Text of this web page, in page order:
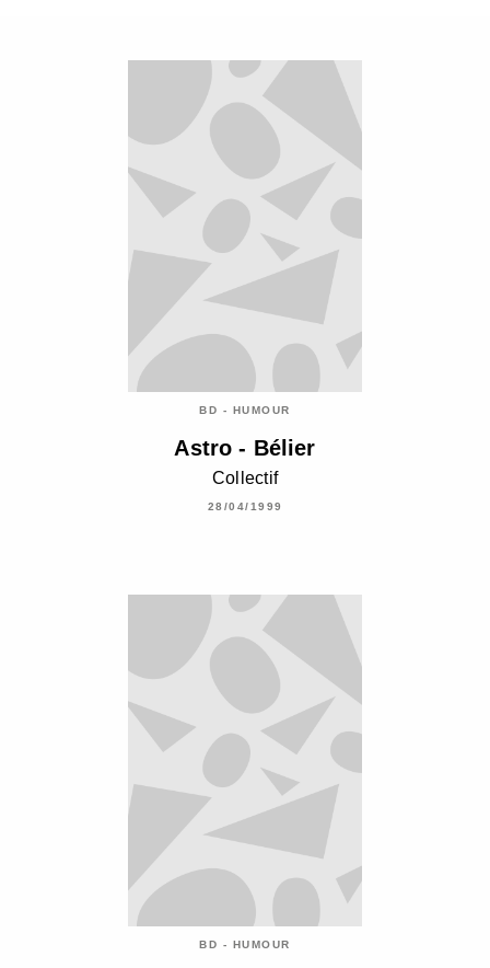
BD - HUMOUR
Astro - Bélier
Collectif
28/04/1999
BD - HUMOUR